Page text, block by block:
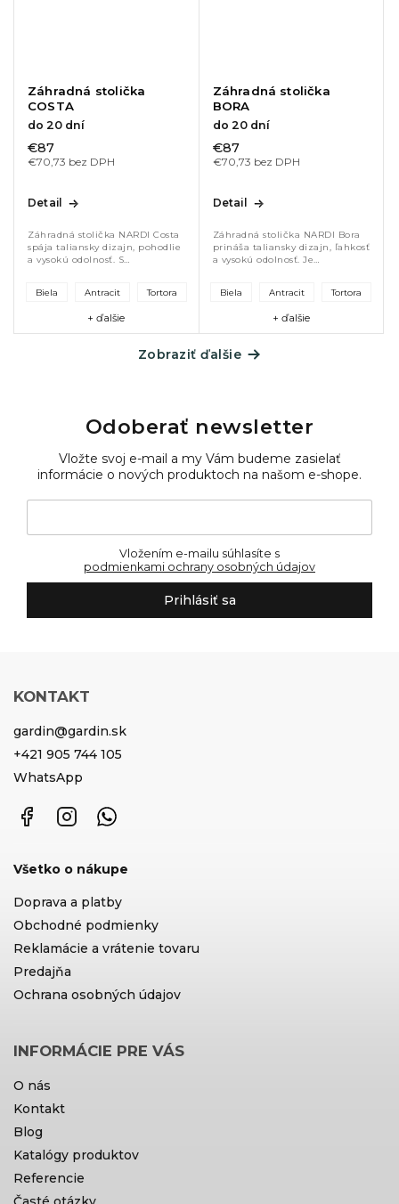
Záhradná stolička
COSTA
do 20 dní
€70,73 bez DPH
€87
Detail
Záhradná stolička NARDI Costa
spája taliansky dizajn, pohodlie
a vysokú odolnosť. S
ideálna na terasu, balkón aj
Biela Antracit Tortora
+ ďalšie
Záhradná stolička
BORA
do 20 dní
€70,73 bez DPH
€87
Detail
Záhradná stolička NARDI Bora
prináša taliansky dizajn, ľahkosť
a vysokú odolnosť. Je
komerčných priestorov. Vďaka...
Biela Antracit Tortora
+ ďalšie
Zobraziť ďalšie
Odoberať newsletter
Vložte svoj e-mail a my Vám budeme zasielať
informácie o nových produktoch na našom e-shope.
podmienkami ochrany osobných údajov
Prihlásiť sa
KONTAKT
gardin@gardin.sk
+421 905 744 105
WhatsApp
FacebookInstagram
Všetko o nákupe
Doprava a platby
Obchodné podmienky
Reklamácie a vrátenie tovaru
Predajňa
Ochrana osobných údajov
INFORMÁCIE PRE VÁS
O nás
Kontakt
Blog
Katalógy produktov
Referencie